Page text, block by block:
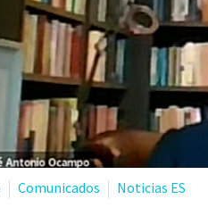
Comunicados Noticias ES